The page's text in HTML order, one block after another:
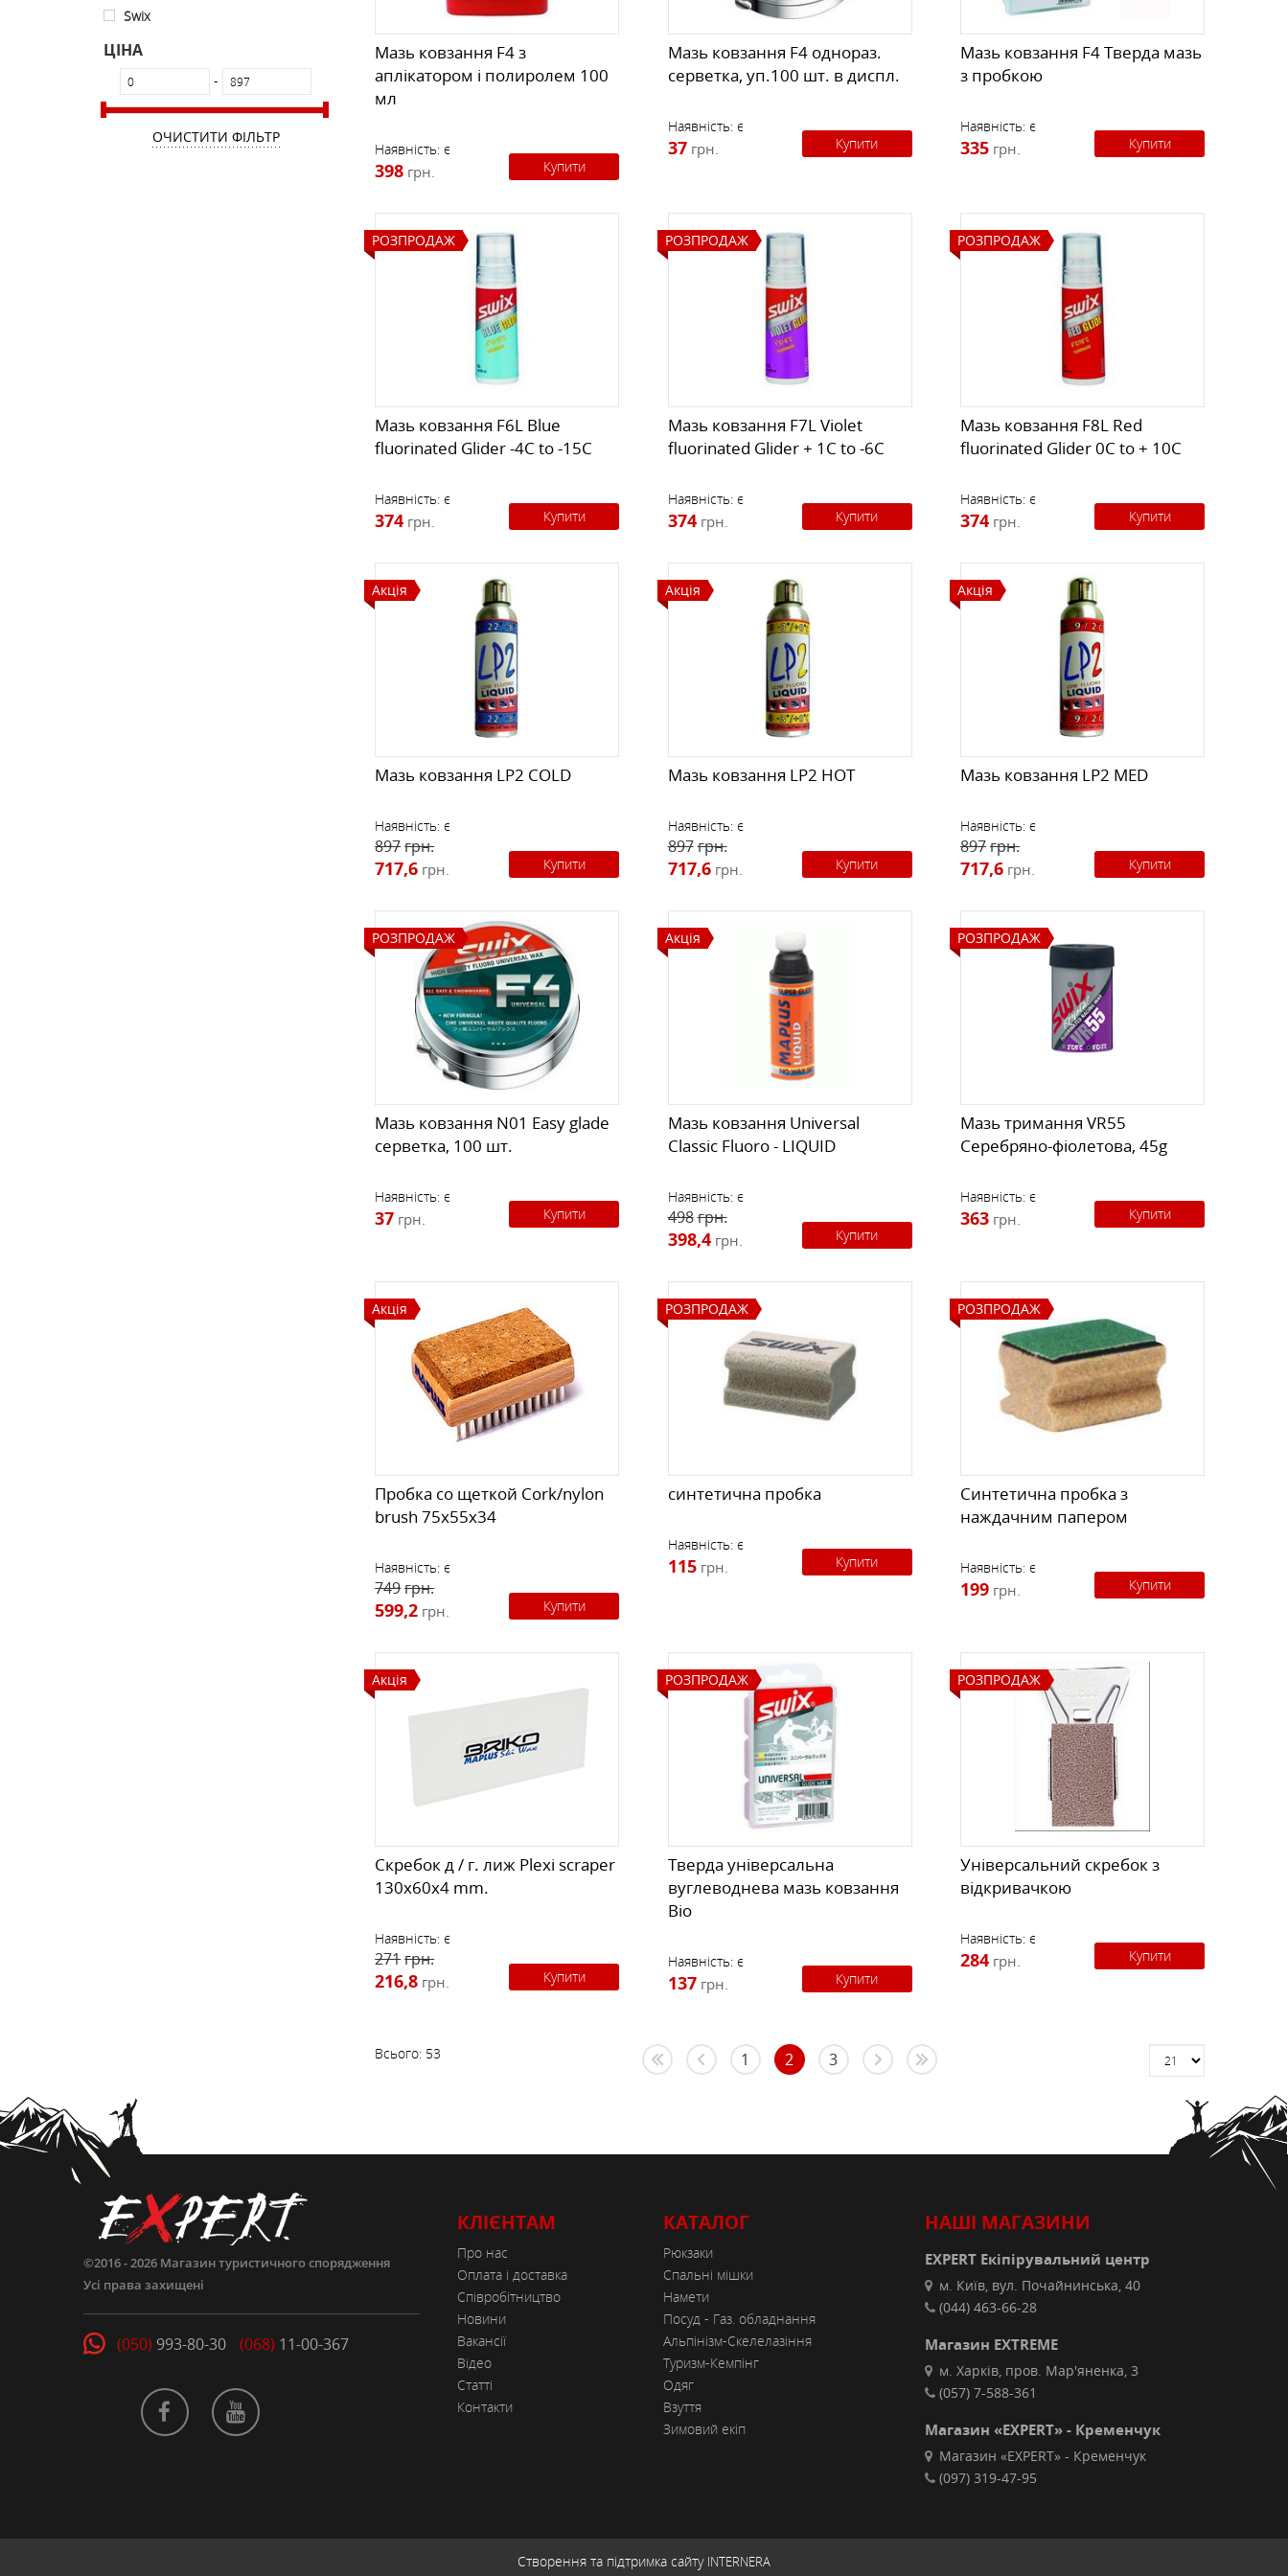
Swix
ЦІНА
-
ОЧИСТИТИ ФІЛЬТР
Мазь ковзання F4 з
аплікатором і полиролем 100
мл
Наявність: є
398 грн. Купити
Мазь ковзання F4 однораз.
серветка, уп.100 шт. в диспл.
Наявність: є
37 грн. Купити
Мазь ковзання F4 Тверда мазь
з пробкою
Наявність: є
335 грн. Купити
РОЗПРОДАЖ
Мазь ковзання F6L Blue
fluorinated Glider -4C to -15C
Наявність: є
374 грн. Купити
РОЗПРОДАЖ
Мазь ковзання F7L Violet
fluorinated Glider + 1C to -6C
Наявність: є
374 грн. Купити
РОЗПРОДАЖ
Мазь ковзання F8L Red
fluorinated Glider 0C to + 10C
Наявність: є
374 грн. Купити
Акція
Мазь ковзання LP2 COLD
Наявність: є
897грн.
717,6 грн. Купити
Акція
Мазь ковзання LP2 HOT
Наявність: є
897грн.
717,6 грн. Купити
Акція
Мазь ковзання LP2 MED
Наявність: є
897грн.
717,6 грн. Купити
РОЗПРОДАЖ
Мазь ковзання N01 Easy glade
серветка, 100 шт.
Наявність: є
37 грн. Купити
Акція
Мазь ковзання Universal
Classic Fluoro - LIQUID
Наявність: є
498грн.
398,4 грн. Купити
РОЗПРОДАЖ
Мазь тримання VR55
Серебряно-фіолетова, 45g
Наявність: є
363 грн. Купити
Акція
Пробка со щеткой Cork/nylon
brush 75x55x34
Наявність: є
749грн.
599,2 грн. Купити
РОЗПРОДАЖ
синтетична пробка
Наявність: є
115 грн. Купити
РОЗПРОДАЖ
Синтетична пробка з
наждачним папером
Наявність: є
199 грн. Купити
Акція
Скребок д / г. лиж Plexi scraper
130x60x4 mm.
Наявність: є
271грн.
216,8 грн. Купити
РОЗПРОДАЖ
Тверда універсальна
вуглеводнева мазь ковзання
Bio
Наявність: є
137 грн. Купити
РОЗПРОДАЖ
Універсальний скребок з
відкривачкою
Наявність: є
284 грн. Купити
Всього: 53 1 2 3
©2016 - 2026 Магазин туристичного спорядження
Усі права захищені
(050) 993-80-30 (068) 11-00-367
КЛІЄНТАМ
Про нас
Оплата і доставка
Співробітництво
Новини
Вакансії
Відео
Статті
Контакти
КАТАЛОГ
Рюкзаки
Спальні мішки
Намети
Посуд - Газ. обладнання
Альпінізм-Скелелазіння
Туризм-Кемпінг
Одяг
Взуття
Зимовий екіп
НАШІ МАГАЗИНИ
EXPERT Екіпірувальний центр
м. Київ, вул. Почайнинська, 40
(044) 463-66-28
Магазин EXTREME
м. Харків, пров. Мар'яненка, 3
(057) 7-588-361
Магазин «EXPERT» - Кременчук
Магазин «EXPERT» - Кременчук
(097) 319-47-95
Створення та підтримка сайту INTERNERA